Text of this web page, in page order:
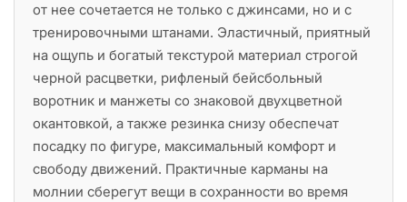
от нее сочетается не только с джинсами, но и с
тренировочными штанами. Эластичный, приятный
на ощупь и богатый текстурой материал строгой
черной расцветки, рифленый бейсбольный
воротник и манжеты со знаковой двухцветной
окантовкой, а также резинка снизу обеспечат
посадку по фигуре, максимальный комфорт и
свободу движений. Практичные карманы на
молнии сберегут вещи в сохранности во время